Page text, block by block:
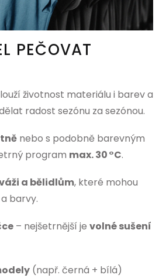
PEČOVAT
životnost materiálu i barev a
radost sezónu za sezónou.
nebo s podobně barevným
program max. 30 °C.
a bělidlům, které mohou
barvy.
– nejšetrnější je volné sušení
(např. černá + bílá)